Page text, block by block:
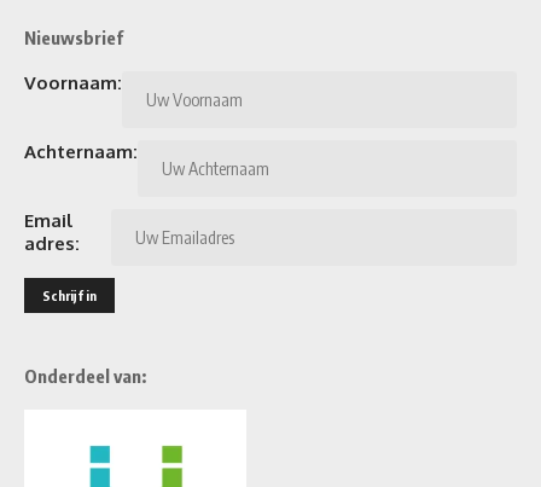
Nieuwsbrief
Voornaam:
Achternaam:
Email
adres:
Onderdeel van: